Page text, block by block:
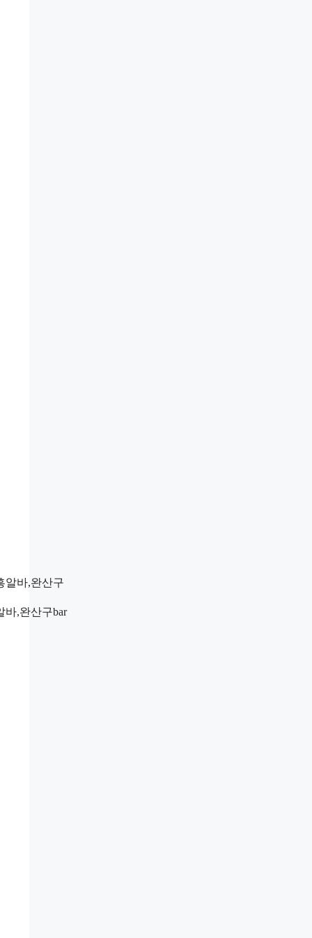
바,완산구bar